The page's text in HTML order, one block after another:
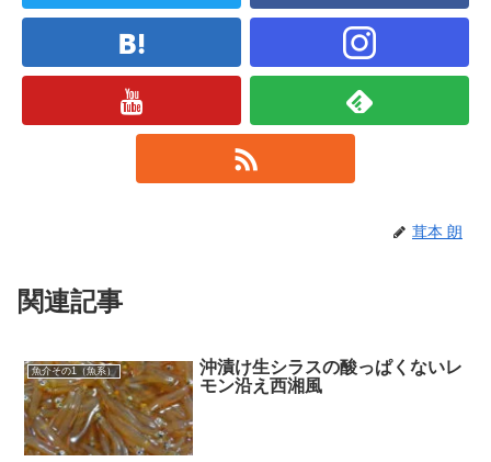
茸本 朗
関連記事
魚介その1（魚系）
沖漬け生シラスの酸っぱくないレ
モン沿え西湘風